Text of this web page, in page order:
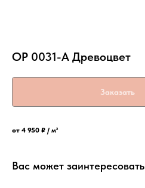
OP 0031-A Древоцвет
Заказать
от 4 950 ₽ / м²
Вас может заинтересовать